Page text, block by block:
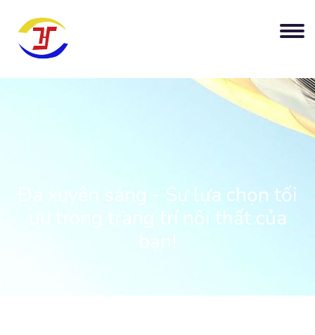
Đá xuyên sáng - Sự lựa chọn tối
ưu trong trang trí nội thất của
bạn!